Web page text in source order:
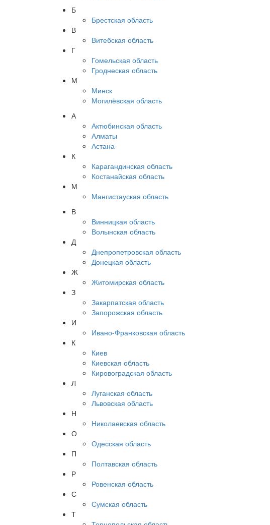
Б
Брестская область
В
Витебская область
Г
Гомельская область
Гроднеская область
М
Минск
Могилёвская область
А
Актюбинская область
Алматы
Астана
К
Карагандинская область
Костанайская область
М
Мангистауская область
В
Винницкая область
Волынская область
Д
Днепропетровская область
Донецкая область
Ж
Житомирская область
З
Закарпатская область
Запорожская область
И
Ивано-Франковская область
К
Киев
Киевская область
Кировоградская область
Л
Луганская область
Львовская область
Н
Николаевская область
О
Одесская область
П
Полтавская область
Р
Ровенская область
С
Сумская область
Т